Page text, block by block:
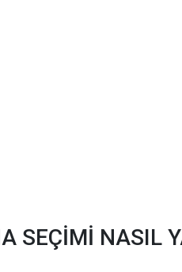
SEÇİMİ NASIL